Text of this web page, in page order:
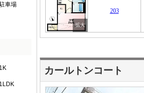
203
カールトンコート
車場
1K
1LDK